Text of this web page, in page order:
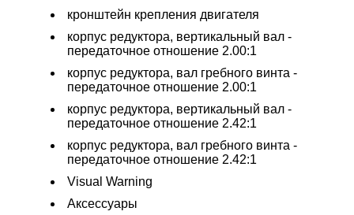
кронштейн крепления двигателя
корпус редуктора, вертикальный вал -
передаточное отношение 2.00:1
корпус редуктора, вал гребного винта -
передаточное отношение 2.00:1
корпус редуктора, вертикальный вал -
передаточное отношение 2.42:1
корпус редуктора, вал гребного винта -
передаточное отношение 2.42:1
Visual Warning
Аксессуары